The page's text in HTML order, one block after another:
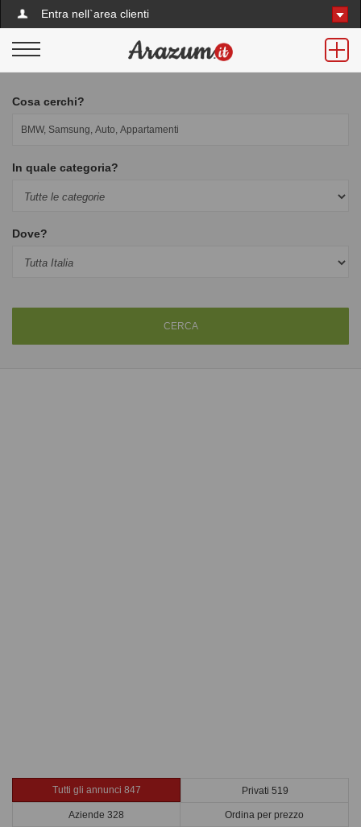
Entra nell`area clienti
Cosa cerchi?
In quale categoria?
Dove?
CERCA
Tutti gli annunci 847 Privati 519
Aziende 328 Ordina per prezzo